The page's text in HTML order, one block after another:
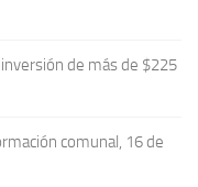
de más de $225
comunal, 16 de